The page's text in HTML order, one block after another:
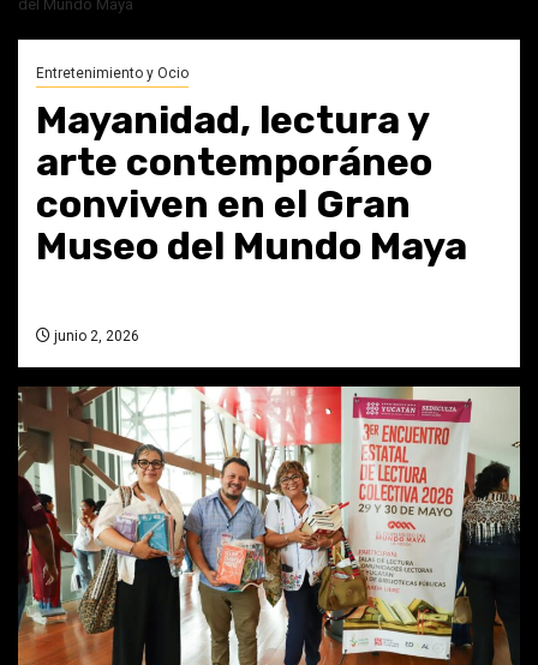
del Mundo Maya
Entretenimiento y Ocio
Mayanidad, lectura y
arte contemporáneo
conviven en el Gran
Museo del Mundo Maya
junio 2, 2026